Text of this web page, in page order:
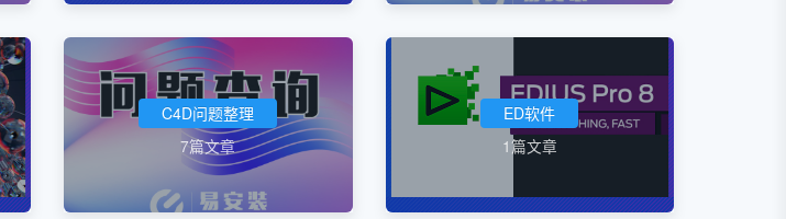
C4D问题整理
7篇文章
ED软件
1篇文章